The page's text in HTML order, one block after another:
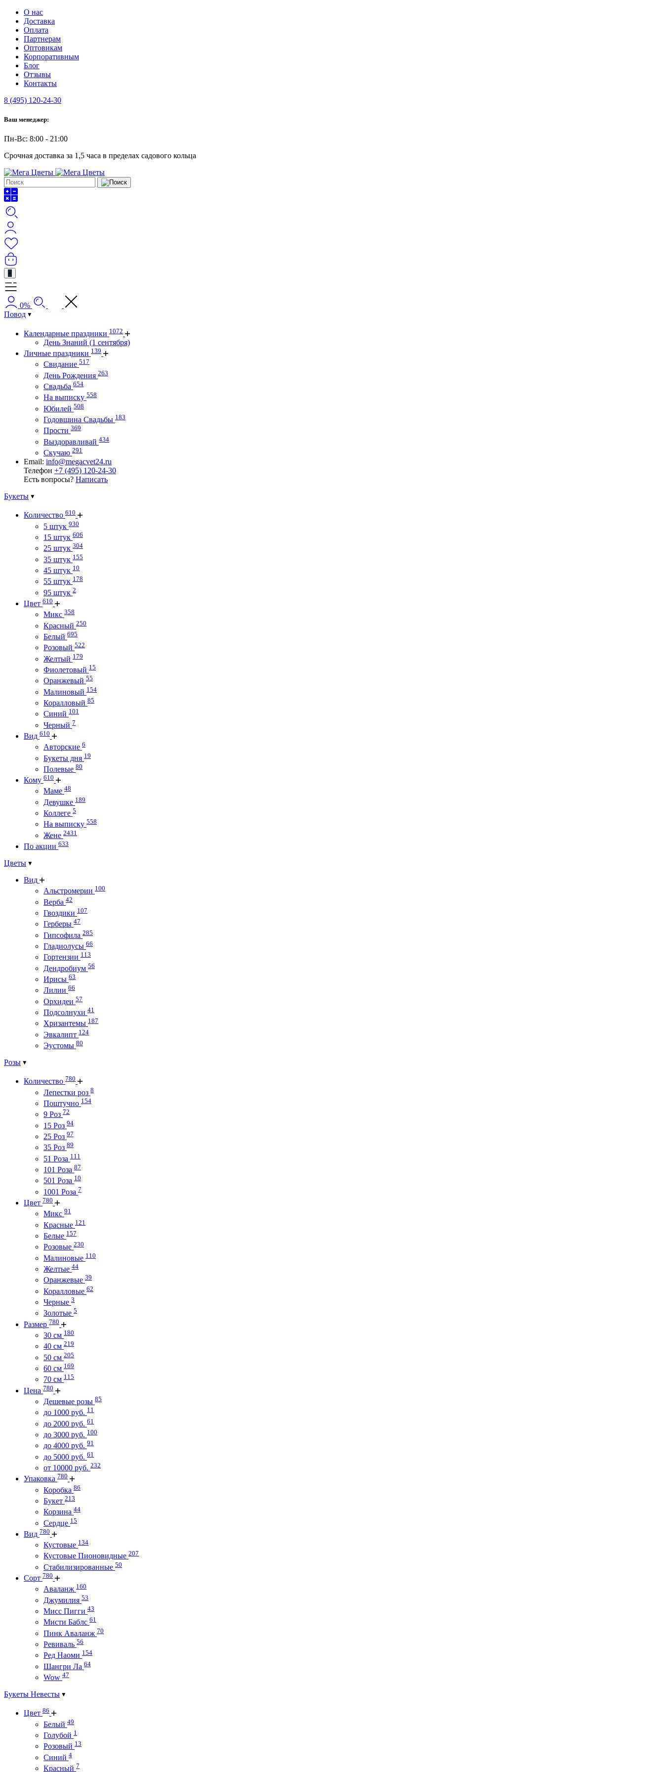
О нас
Доставка
Оплата
Партнерам
Оптовикам
Корпоративным
Блог
Отзывы
Контакты
8 (495) 120-24-30
Ваш менеджер:
Пн-Вс: 8:00 - 21:00
Срочная доставка за 1,5 часа в пределах садового кольца
+
0%
Повод
Календарные праздники 1072
День Знаний (1 сентября)
Личные праздники 139
Свидание 517
День Рождения 263
Свадьба 654
На выписку 558
Юбилей 508
Годовщина Свадьбы 183
Прости 369
Выздоравливай 434
Скучаю 291
Email: info@megacvet24.ru
Телефон +7 (495) 120-24-30
Есть вопросы? Написать
Букеты
Количество 610
5 штук 930
15 штук 606
25 штук 304
35 штук 155
45 штук 10
55 штук 178
95 штук 2
Цвет 610
Микс 358
Красный 250
Белый 695
Розовый 522
Желтый 179
Фиолетовый 15
Оранжевый 55
Малиновый 154
Коралловый 85
Синий 101
Черный 7
Вид 610
Авторские 6
Букеты дня 19
Полевые 80
Кому 610
Маме 48
Девушке 189
Коллеге 5
На выписку 558
Жене 2431
По акции 633
Цветы
Вид
Альстромерии 100
Верба 42
Гвоздики 107
Герберы 47
Гипсофила 285
Гладиолусы 66
Гортензии 113
Дендробиум 56
Ирисы 63
Лилии 66
Орхидеи 57
Подсолнухи 41
Хризантемы 187
Эвкалипт 124
Эустомы 80
Розы
Количество 780
Лепестки роз 8
Поштучно 154
9 Роз 72
15 Роз 94
25 Роз 97
35 Роз 89
51 Роза 111
101 Роза 87
501 Роза 10
1001 Роза 7
Цвет 780
Микс 91
Красные 121
Белые 157
Розовые 230
Малиновые 110
Желтые 44
Оранжевые 39
Коралловые 62
Черные 3
Золотые 5
Размер 780
30 см 180
40 см 219
50 см 205
60 см 169
70 см 115
Цена 780
Дешевые розы 85
до 1000 руб. 11
до 2000 руб. 61
до 3000 руб. 100
до 4000 руб. 91
до 5000 руб. 61
от 10000 руб. 232
Упаковка 780
Коробка 86
Букет 213
Корзина 44
Сердце 15
Вид 780
Кустовые 134
Кустовые Пионовидные 207
Стабилизированные 50
Сорт 780
Аваланж 160
Джумилия 53
Мисс Пигги 43
Мисти Баблс 61
Пинк Аваланж 70
Ревиваль 56
Ред Наоми 154
Шангри Ла 64
Wow 47
Букеты Невесты
Цвет 86
Белый 49
Голубой 1
Розовый 13
Синий 4
Красный 7